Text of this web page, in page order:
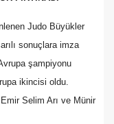
Judo Büyükler
sonuçlara imza
şampiyonu
ikincisi oldu.
Selim Arı ve Münir